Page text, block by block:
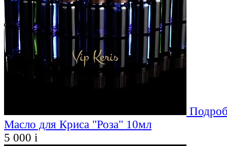
Масло для Криса "Роза" 10мл
5 000 i